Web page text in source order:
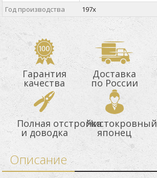
Год производства
197x
Гарантия
качества
Доставка
по России
Полная отстройка
и доводка
Чистокровный
японец
Описание